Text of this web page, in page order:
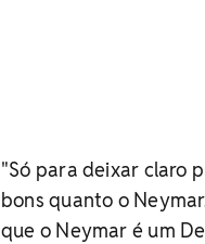
"Só para deixar claro
bons quanto o
que o Neymar é um